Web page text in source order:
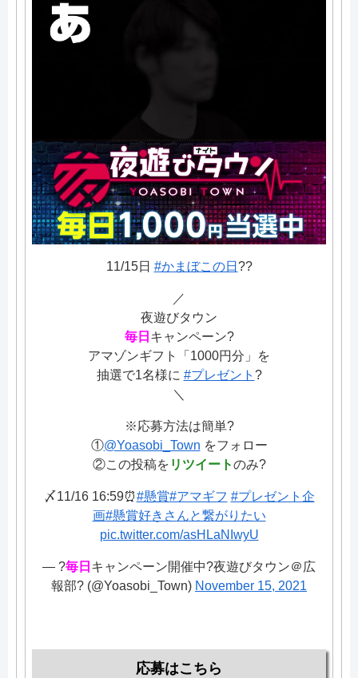
11/15日 #かまぼこの日 ??
／
夜遊びタウン
毎日 キャンペーン?
アマゾンギフト「1000円分」を
抽選で1名様に #プレゼント ?
＼
※応募方法は簡単?
①@Yoasobi_Town をフォロー
②この投稿を リツイートのみ?
〆11/16 16:59⏰#懸賞#アマギフ #プレゼント企
画#懸賞好きさんと繋がりたい
pic.twitter.com/asHLaNIwyU
— ?毎日 キャンペーン開催中?夜遊びタウン＠広
報部? (@Yoasobi_Town) November 15, 2021
応募はこちら